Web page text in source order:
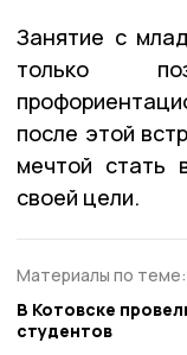
Занятие с
только
после этой
мечтой стать
своей цели.
Материалы по теме:
В Котовске
студентов